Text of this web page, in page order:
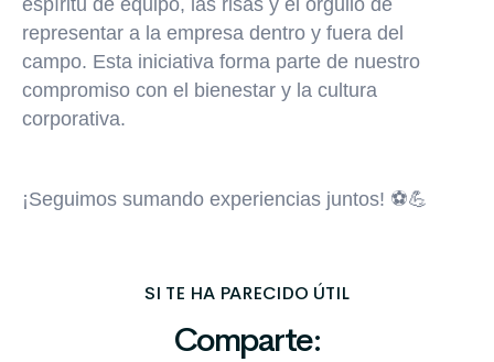
representar a la empresa dentro y fuera del
campo. Esta iniciativa forma parte de nuestro
compromiso con el bienestar y la cultura
corporativa.
¡Seguimos sumando experiencias juntos! ⚽💪
SI TE HA PARECIDO ÚTIL
Comparte: